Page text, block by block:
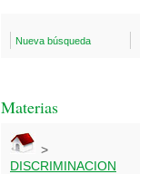
Nueva búsqueda
Materias
>
DISCRIMINACION